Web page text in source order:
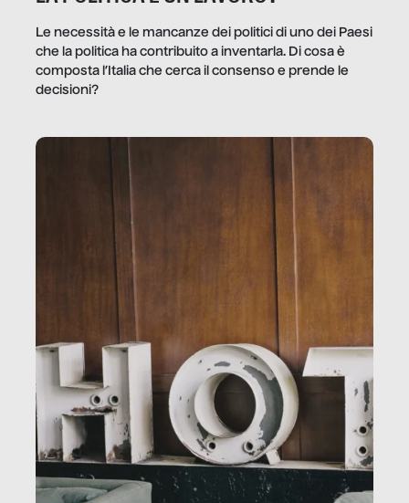
Le necessità e le mancanze dei politici di uno dei Paesi
che la politica ha contribuito a inventarla. Di cosa è
composta l’Italia che cerca il consenso e prende le
decisioni?